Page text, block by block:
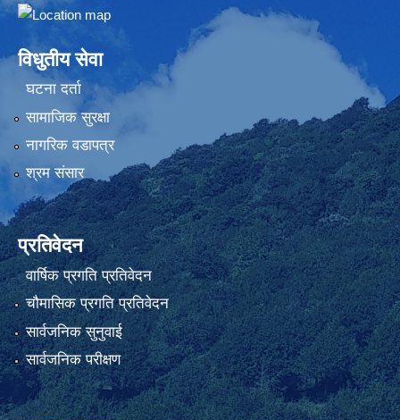
Embed Google Map
विधुतीय सेवा
घटना दर्ता
सामाजिक सुरक्षा
नागरिक वडापत्र
श्रम संसार
प्रतिवेदन
वार्षिक प्रगति प्रतिवेदन
चौमासिक प्रगति प्रतिवेदन
सार्वजनिक सुनुवाई
सार्वजनिक परीक्षण